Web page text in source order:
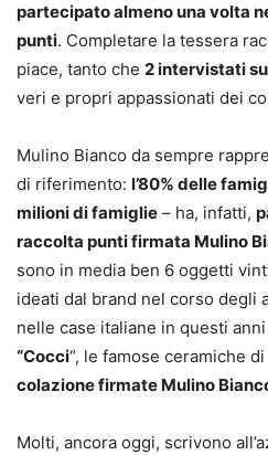
partecipato almeno una volta
punti. Completare la tessera
piace, tanto che 2 intervistati su
veri e propri appassionati dei
Mulino Bianco da sempre
di riferimento: l’80% delle
milioni di famiglie – ha, infatti,
raccolta punti firmata Mulino
sono in media ben 6 oggetti
ideati dal brand nel corso degli
nelle case italiane in questi
“Cocci“, le famose ceramiche
colazione firmate Mulino
Molti, ancora oggi, scrivono